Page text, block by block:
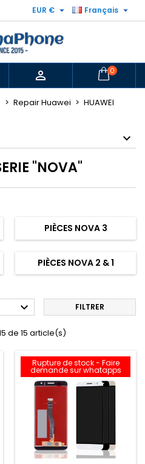
Français 
EUR € 
 0
Repair Huawei
HUAWEI
"NOVA"
PIÈCES NOVA 3
PIÈCES NOVA 2 & 1
 FILTRER
de 15 article(s)
Rupture de stock - Faire
demande sur whatapps